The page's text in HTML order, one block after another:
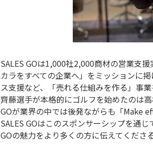
SALES GOは1,000社2,000商材の営業支
カラをすべての企業へ」をミッションに
ス支援など、「売れる仕組みを作る」事業
齊藤選手が本格的にゴルフを始めたのは
GOが業界の中では後発ながらも「Make
SALES GOはこのスポンサーシップを通
GOの魅力をより多くの方に伝えてくださ